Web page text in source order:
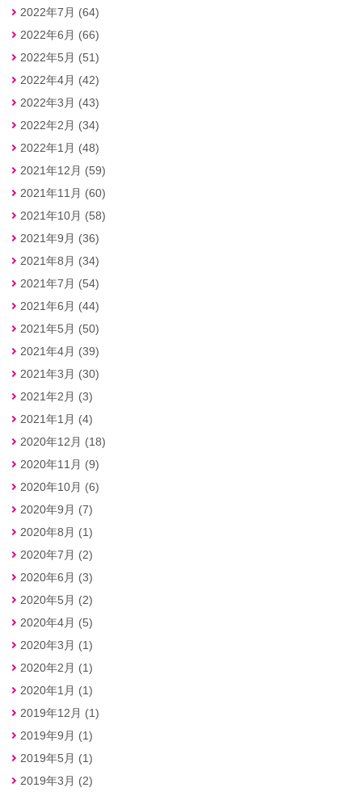
2022年7月 (64)
2022年6月 (66)
2022年5月 (51)
2022年4月 (42)
2022年3月 (43)
2022年2月 (34)
2022年1月 (48)
2021年12月 (59)
2021年11月 (60)
2021年10月 (58)
2021年9月 (36)
2021年8月 (34)
2021年7月 (54)
2021年6月 (44)
2021年5月 (50)
2021年4月 (39)
2021年3月 (30)
2021年2月 (3)
2021年1月 (4)
2020年12月 (18)
2020年11月 (9)
2020年10月 (6)
2020年9月 (7)
2020年8月 (1)
2020年7月 (2)
2020年6月 (3)
2020年5月 (2)
2020年4月 (5)
2020年3月 (1)
2020年2月 (1)
2020年1月 (1)
2019年12月 (1)
2019年9月 (1)
2019年5月 (1)
2019年3月 (2)